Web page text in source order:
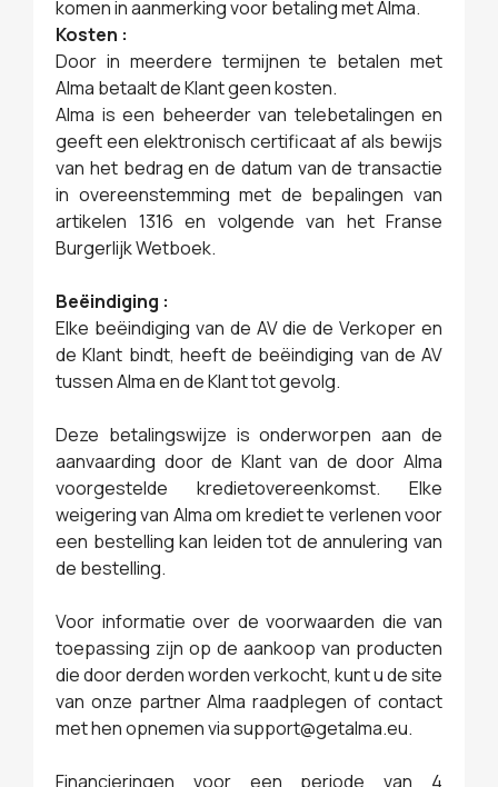
komen in aanmerking voor betaling met Alma.
Kosten :
Door in meerdere termijnen te betalen met
Alma betaalt de Klant geen kosten.
Alma is een beheerder van telebetalingen en
geeft een elektronisch certificaat af als bewijs
van het bedrag en de datum van de transactie
in overeenstemming met de bepalingen van
artikelen 1316 en volgende van het Franse
Burgerlijk Wetboek.
Beëindiging :
Elke beëindiging van de AV die de Verkoper en
de Klant bindt, heeft de beëindiging van de AV
tussen Alma en de Klant tot gevolg.
Deze betalingswijze is onderworpen aan de
aanvaarding door de Klant van de door Alma
voorgestelde kredietovereenkomst. Elke
weigering van Alma om krediet te verlenen voor
een bestelling kan leiden tot de annulering van
de bestelling.
Voor informatie over de voorwaarden die van
toepassing zijn op de aankoop van producten
die door derden worden verkocht, kunt u de site
van onze partner Alma raadplegen of contact
met hen opnemen via support@getalma.eu.
Financieringen voor een periode van 4